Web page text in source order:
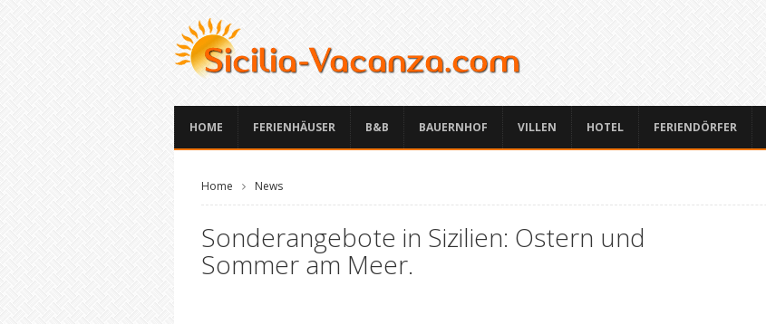
HOME FERIENHÄUSER B&B BAUERNHOF VILLEN HOTEL FERIENDÖRFER
Home News
Sonderangebote in Sizilien: Ostern und
Sommer am Meer.